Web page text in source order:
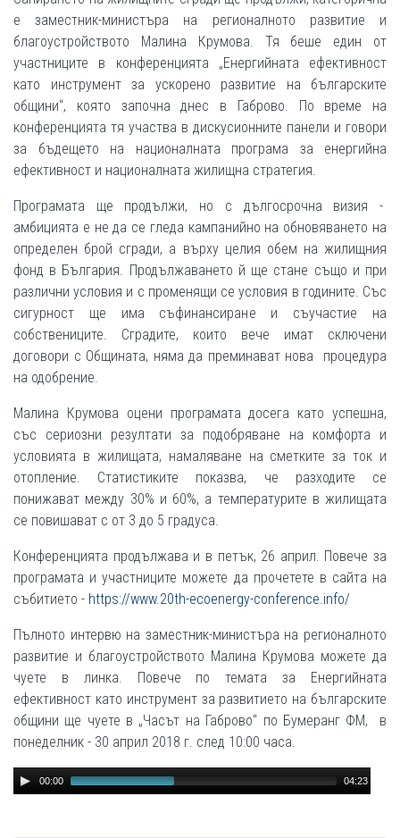
е заместник-министъра на регионалното развитие и
благоустройството Малина Крумова. Тя беше един от
участниците в конференцията „Енергийната ефективност
като инструмент за ускорено развитие на българските
общини“, която започна днес в Габрово. По време на
конференцията тя участва в дискусионните панели и говори
за бъдещето на националната програма за енергийна
ефективност и националната жилищна стратегия.
Програмата ще продължи, но с дългосрочна визия -
амбицията е не да се гледа кампанийно на обновяването на
определен брой сгради, а върху целия обем на жилищния
фонд в България. Продължаването й ще стане също и при
различни условия и с променящи се условия в годините. Със
сигурност ще има съфинансиране и съучастие на
собствениците. Сградите, които вече имат сключени
договори с Общината, няма да преминават нова процедура
на одобрение.
Малина Крумова оцени програмата досега като успешна,
със сериозни резултати за подобряване на комфорта и
условията в жилищата, намаляване на сметките за ток и
отопление. Статистиките показва, че разходите се
понижават между 30% и 60%, а температурите в жилищата
се повишават с от 3 до 5 градуса.
Конференцията продължава и в петък, 26 април. Повече за
програмата и участниците можете да прочетете в сайта на
събитието - https://www.20th-ecoenergy-conference.info/
Пълното интервю на заместник-министъра на регионалното
развитие и благоустройството Малина Крумова можете да
чуете в линка. Повече по темата за Енергийната
ефективност като инструмент за развитието на българските
общини ще чуете в „Часът на Габрово“ по Бумеранг ФМ, в
понеделник - 30 април 2018 г. след 10:00 часа.
Audio
Player
00:00 04:23